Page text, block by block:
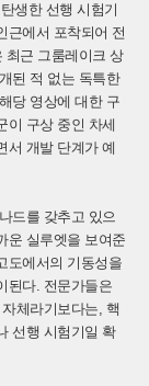
생한 선행 시험기
근에서 포착되어 전
최근 그룸레이크 상
된 적 없는 독특한
당 영상에 대한 구
이 구상 중인 차세
서 개발 단계가 예
드를 갖추고 있으
운 실루엣을 보여준
도에서의 기동성을
된다. 전문가들은
체라기보다는, 핵
선행 시험기일 확